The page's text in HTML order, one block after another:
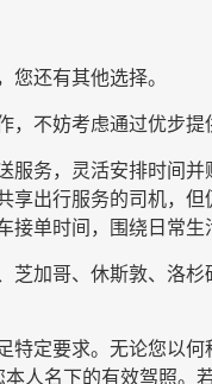
还有其他选择。
不妨考虑通过优步
服务，灵活安排时间
享出行服务的司机，
单时间，围绕日常生
芝加哥、休斯敦、洛
特定要求。无论您以
人名下的有效驾照